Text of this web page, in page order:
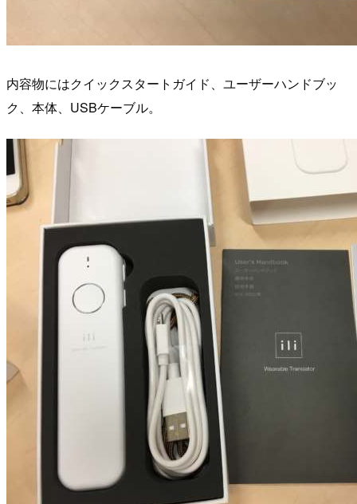
内容物にはクイックスタートガイド、ユーザーハンドブッ
ク、本体、USBケーブル。